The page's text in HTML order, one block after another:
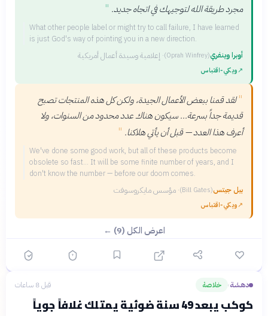
مجرد طريقة الله لتوجيهك في اتجاه جديد. "
What other people label or might try to call failure, I have learned
is just God's way of pointing you in a new direction.
أوبرا وينفري
(Oprah Winfrey)
· إعلامية وسيدة أعمال أمريكية
↗ويكي‑اقتباس
" لقد قمنا ببعض الأعمال الجيدة، ولكن كل هذه المنتجات تصبح
قديمة جداً بسرعة... سيكون هناك عدد محدود من السنوات، ولا
أعرف هذا العدد — قبل أن يأتي هلاكنا. "
We've done some good work, but all of these products become
obsolete so fast... It will be some finite number of years, and I
don't know the number — before our doom comes.
بيل جيتس
(Bill Gates)
· مؤسس مايكروسوفت
↗ويكي‑اقتباس
اعرض الكل (9) ←
دهشة› خلاصة قبل 8 ساعات
كوكب يبعد 49 سنة ضوئية يمتلك غلافاً جوياً